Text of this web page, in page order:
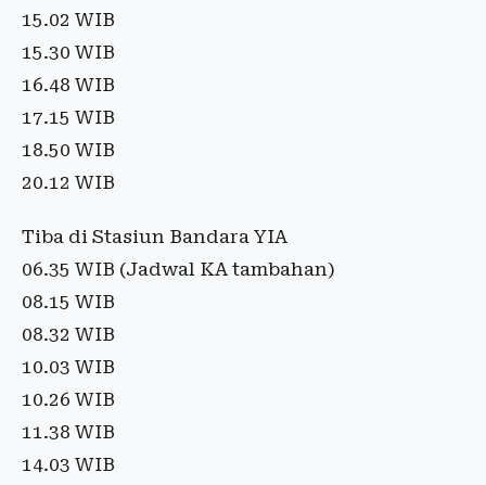
15.02 WIB
15.30 WIB
16.48 WIB
17.15 WIB
18.50 WIB
20.12 WIB
Tiba di Stasiun Bandara YIA
06.35 WIB (Jadwal KA tambahan)
08.15 WIB
08.32 WIB
10.03 WIB
10.26 WIB
11.38 WIB
14.03 WIB